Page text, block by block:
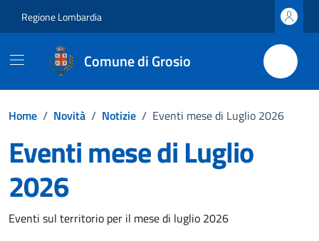
Regione Lombardia
Comune di Grosio
Home / Novità / Notizie / Eventi mese di Luglio 2026
Eventi mese di Luglio
2026
Dettagli della notizia
Eventi sul territorio per il mese di luglio 2026